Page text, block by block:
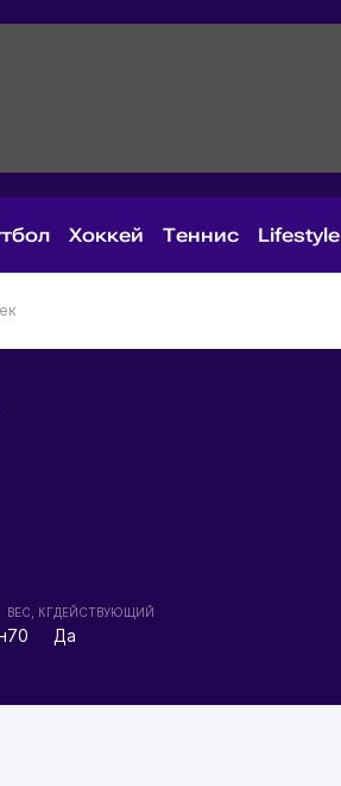
Хоккей Теннис Lifestyle
ВЕС, КГ
70
ДЕЙСТВУЮЩИЙ
Да